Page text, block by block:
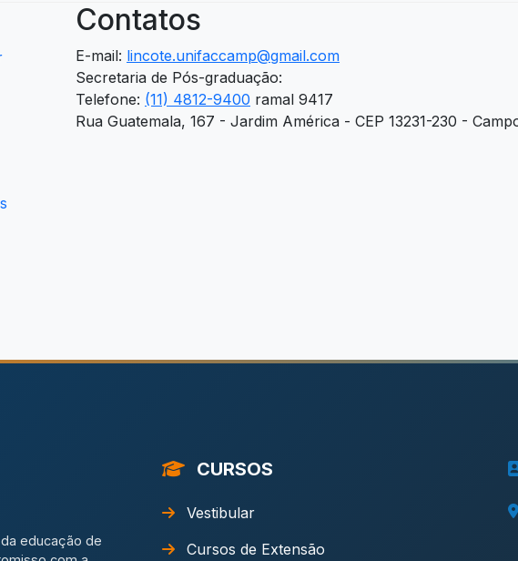
Contatos
E-mail: lincote.unifaccamp@gmail.com
Secretaria de Pós-graduação:
Telefone: (11) 4812-9400 ramal 9417
Rua Guatemala, 167 - Jardim América - CEP 13231-230 -
educação de
CURSOS
Vestibular
Cursos de Extensão